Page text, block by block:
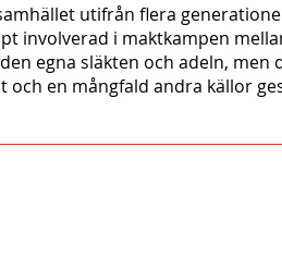
utifrån flera
involverad i maktkampen
egna släkten och adeln,
en mångfald andra källor